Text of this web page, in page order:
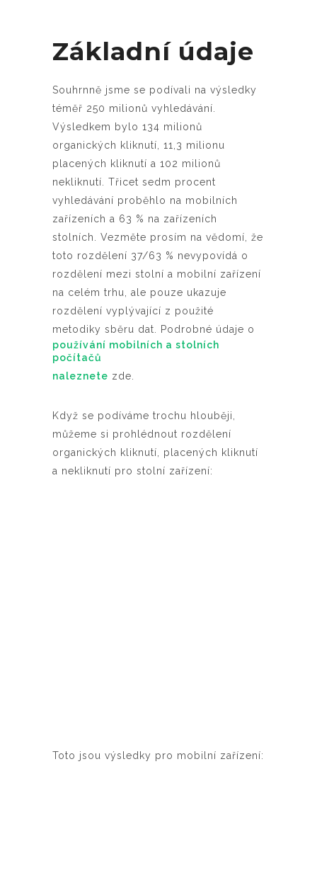
Základní údaje
Souhrnně jsme se podívali na výsledky
téměř 250 milionů vyhledávání.
Výsledkem bylo 134 milionů
organických kliknutí, 11,3 milionu
placených kliknutí a 102 milionů
nekliknutí. Třicet sedm procent
vyhledávání proběhlo na mobilních
zařízeních a 63 % na zařízeních
stolních. Vezměte prosím na vědomí, že
toto rozdělení 37/63 % nevypovídá o
rozdělení mezi stolní a mobilní zařízení
na celém trhu, ale pouze ukazuje
rozdělení vyplývající z použité
metodiky sběru dat. Podrobné údaje o
používání mobilních a stolních
počítačů
naleznete zde.
Když se podíváme trochu hlouběji,
můžeme si prohlédnout rozdělení
organických kliknutí, placených kliknutí
a nekliknutí pro stolní zařízení:
Toto jsou výsledky pro mobilní zařízení: